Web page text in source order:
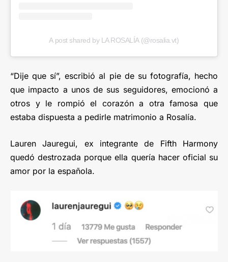
A post shared by LA ROSALÍA (@rosalia.vt)
“Dije que sí”, escribió al pie de su fotografía, hecho
que impacto a unos de sus seguidores, emocionó a
otros y le rompió el corazón a otra famosa que
estaba dispuesta a pedirle matrimonio a Rosalía.
Lauren Jauregui, ex integrante de Fifth Harmony
quedó destrozada porque ella quería hacer oficial su
amor por la española.